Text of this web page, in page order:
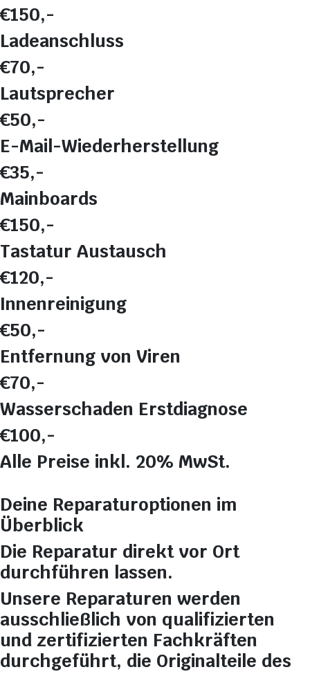
€150,-
Ladeanschluss
€70,-
Lautsprecher
€50,-
E-Mail-Wiederherstellung
€35,-
Mainboards
€150,-
Tastatur Austausch
€120,-
Innenreinigung
€50,-
Entfernung von Viren
€70,-
Wasserschaden Erstdiagnose
€100,-
Alle Preise inkl. 20% MwSt.
Deine Reparaturoptionen im
Überblick
Die Reparatur direkt vor Ort
durchführen lassen.
Unsere Reparaturen werden
ausschließlich von qualifizierten
und zertifizierten Fachkräften
durchgeführt, die Originalteile des